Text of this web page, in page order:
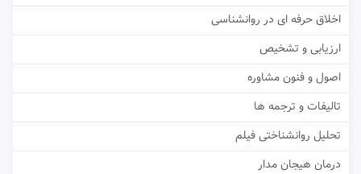
اخلاق حرفه ای در روانشناسی
ارزیابی و تشخیص
اصول و فنون مشاوره
تالیفات و ترجمه ها
تحلیل روانشناختی فیلم
درمان هیجان مدار